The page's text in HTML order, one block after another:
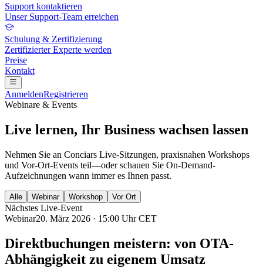
Support kontaktieren
Unser Support-Team erreichen
Schulung & Zertifizierung
Zertifizierter Experte werden
Preise
Kontakt
AnmeldenRegistrieren
Webinare & Events
Live lernen, Ihr Business wachsen lassen
Nehmen Sie an Conciars Live-Sitzungen, praxisnahen Workshops
und Vor-Ort-Events teil—oder schauen Sie On-Demand-
Aufzeichnungen wann immer es Ihnen passt.
Alle Webinar Workshop Vor Ort
Nächstes Live-Event
Webinar20. März 2026 · 15:00 Uhr CET
Direktbuchungen meistern: von OTA-
Abhängigkeit zu eigenem Umsatz